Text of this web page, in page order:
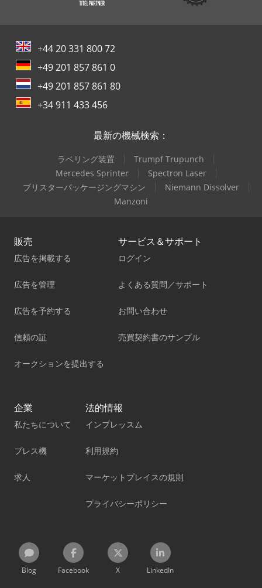
+44 20 331 800 72
+49 201 857 861 0
+49 201 857 861 80
+34 911 433 456
最新の機械検索：
ラベリング装置
Trumpf Trupunch
Mercedes Sprinter
Spectron Laser
ブリスターパッケージングマシン
Niemann Dissolver
Manzoni
販売
広告を掲載する
広告を管理
広告を予約する
信頼の証
オークションを提出する
サービス＆サポート
ログイン
よくある質問／サポート
お問い合わせ
売買契約書のサンプル
企業
私たちについて
プレス機
求人
法的情報
インプレッスム
利用規約
マーケットプレイスの規則
プライバシーポリシー
Blog Facebook X LinkedIn